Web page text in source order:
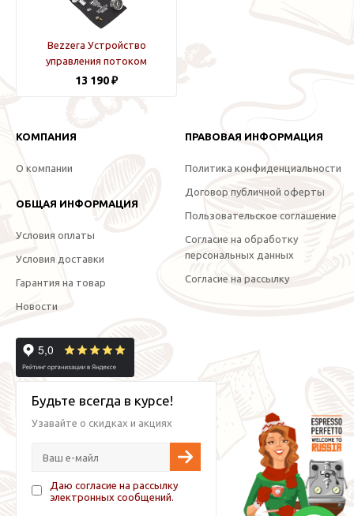
Bezzera Устройство
управления потоком
Деревянная ручка
13 190 ₽
КОМПАНИЯ
О компании
ОБЩАЯ ИНФОРМАЦИЯ
Условия оплаты
Условия доставки
Гарантия на товар
Новости
ПРАВОВАЯ ИНФОРМАЦИЯ
Политика конфиденциальности
Договор публичной оферты
Пользовательское соглашение
Согласие на обработку
персональных данных
Согласие на рассылку
Будьте всегда в курсе!
Узавайте о скидках и акциях
Даю согласие на рассылку
электронных сообщений.